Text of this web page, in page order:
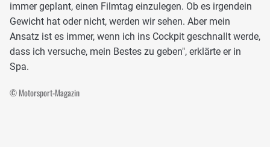
immer geplant, einen Filmtag einzulegen. Ob es irgendein
Gewicht hat oder nicht, werden wir sehen. Aber mein
Ansatz ist es immer, wenn ich ins Cockpit geschnallt werde,
dass ich versuche, mein Bestes zu geben", erklärte er in
Spa.
© Motorsport-Magazin